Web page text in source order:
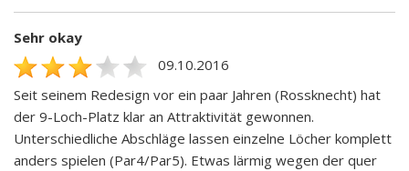
Sehr okay
09.10.2016
Seit seinem Redesign vor ein paar Jahren (Rossknecht) hat
der 9-Loch-Platz klar an Attraktivität gewonnen.
Unterschiedliche Abschläge lassen einzelne Löcher komplett
anders spielen (Par4/Par5). Etwas lärmig wegen der quer